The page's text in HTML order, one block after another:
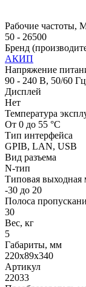
Рабочие частоты,
50 - 26500
Бренд
АКИП
Напряжение
90 - 240 В, 50/60
Дисплей
Нет
Температура
От 0 до 55 °С
Тип интерфейса
GPIB, LAN, USB
Вид разъема
N-тип
Типовая
-30 до 20
Полоса
30
Вес, кг
5
Габариты, мм
220х89х340
Артикул
22033